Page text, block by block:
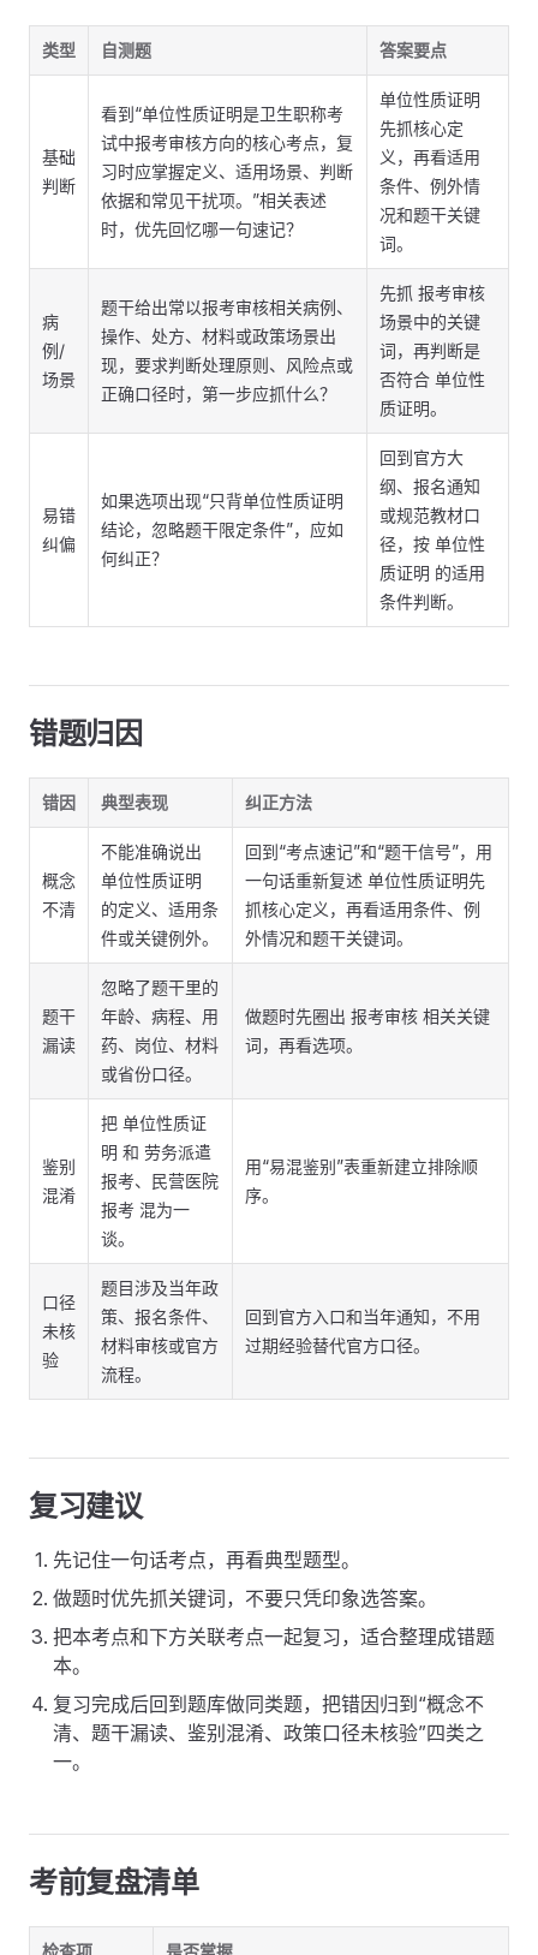
类型 自测题 答案要点
基础
判断
看到“单位性质证明是卫生职称考
试中报考审核方向的核心考点，复
习时应掌握定义、适用场景、判断
依据和常见干扰项。”相关表述
时，优先回忆哪一句速记？
单位性质证明
先抓核心定
义，再看适用
条件、例外情
况和题干关键
词。
病
例/
场景
题干给出常以报考审核相关病例、
操作、处方、材料或政策场景出
现，要求判断处理原则、风险点或
正确口径时，第一步应抓什么？
先抓 报考审核
场景中的关键
词，再判断是
否符合 单位性
质证明。
易错
纠偏
如果选项出现“只背单位性质证明
结论，忽略题干限定条件”，应如
何纠正？
回到官方大
纲、报名通知
或规范教材口
径，按 单位性
质证明 的适用
条件判断。
错题归因
错因 典型表现 纠正方法
概念
不清
不能准确说出
单位性质证明
的定义、适用条
件或关键例外。
回到“考点速记”和“题干信号”，用
一句话重新复述 单位性质证明先
抓核心定义，再看适用条件、例
外情况和题干关键词。
题干
漏读
忽略了题干里的
年龄、病程、用
药、岗位、材料
或省份口径。
做题时先圈出 报考审核 相关关键
词，再看选项。
鉴别
混淆
把 单位性质证
明 和 劳务派遣
报考、民营医院
报考 混为一
谈。
用“易混鉴别”表重新建立排除顺
序。
口径
未核
验
题目涉及当年政
策、报名条件、
材料审核或官方
流程。
回到官方入口和当年通知，不用
过期经验替代官方口径。
复习建议
先记住一句话考点，再看典型题型。
做题时优先抓关键词，不要只凭印象选答案。
把本考点和下方关联考点一起复习，适合整理成错题
本。
复习完成后回到题库做同类题，把错因归到“概念不
清、题干漏读、鉴别混淆、政策口径未核验”四类之
一。
考前复盘清单
检查项 是否掌握